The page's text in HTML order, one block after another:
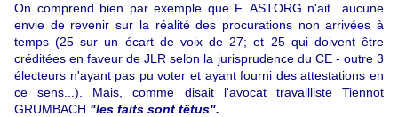
On comprend bien par exemple que F. ASTORG n'ait aucune
envie de revenir sur la réalité des procurations non arrivées à
temps (25 sur un écart de voix de 27; et 25 qui doivent être
créditées en faveur de JLR selon la jurisprudence du CE - outre 3
électeurs n'ayant pas pu voter et ayant fourni des attestations en
ce sens...). Mais, comme disait l'avocat travailliste Tiennot
GRUMBACH "les faits sont têtus".